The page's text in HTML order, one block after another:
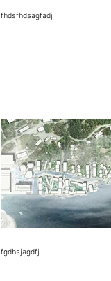
fhdsfhdsagfadj
fgdhsjagdfj